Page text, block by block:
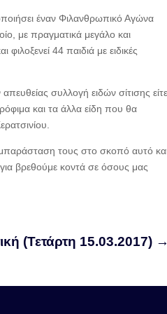
έναν Φιλανθρωπικό Αγώνα
με πραγματικά μεγάλο και
44 παιδιά με ειδικές
συλλογή ειδών σίτισης είτε
και τα άλλα είδη που θα
τους στο σκοπό αυτό
για βρεθούμε κοντά σε όσους μας
(Τετάρτη 15.03.2017) →